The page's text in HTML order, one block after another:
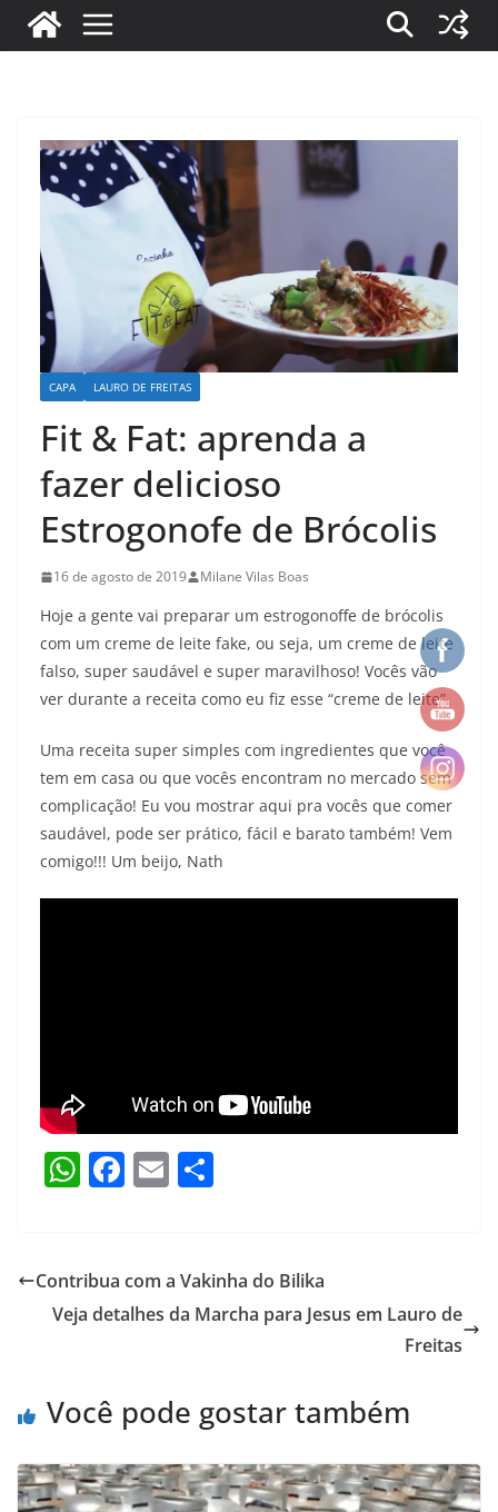
CAPA LAURO DE FREITAS
Fit & Fat: aprenda a
fazer delicioso
Estrogonofe de Brócolis
16 de agosto de 2019 Milane Vilas Boas
Hoje a gente vai preparar um estrogonoffe de brócolis
com um creme de leite fake, ou seja, um creme de leite
falso, super saudável e super maravilhoso! Vocês vão
ver durante a receita como eu fiz esse “creme de leite”.
Uma receita super simples com ingredientes que você
tem em casa ou que vocês encontram no mercado sem
complicação! Eu vou mostrar aqui pra vocês que comer
saudável, pode ser prático, fácil e barato também! Vem
comigo!!! Um beijo, Nath
W
s
A
F
e
b
k
E
l e
Contribua com a Vakinha do Bilika
Veja detalhes da Marcha para Jesus em Lauro de
Freitas
Você pode gostar também